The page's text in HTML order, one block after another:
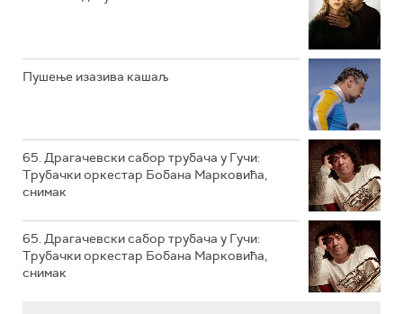
Пушење изазива кашаљ
65. Драгачевски сабор трубача у Гучи:
Трубачки оркестар Бобана Марковића,
снимак
65. Драгачевски сабор трубача у Гучи:
Трубачки оркестар Бобана Марковића,
снимак